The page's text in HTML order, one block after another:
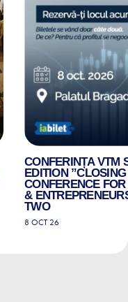
CONFERINȚA VTM
EDITION
CONFERENCE
&
TWO
8 OCT 26